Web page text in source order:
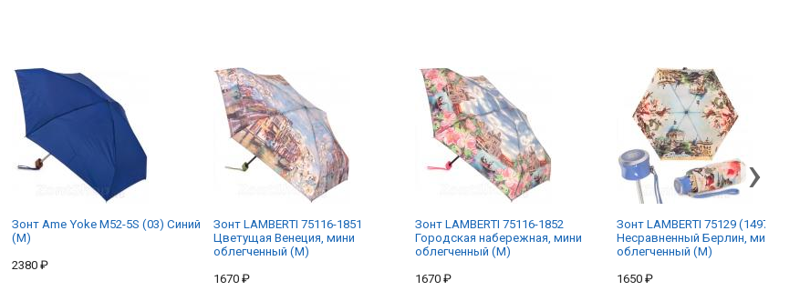
Зонт Ame Yoke M52-5S (03) Синий
(M)
2380 ₽
Зонт LAMBERTI 75116-1851
Цветущая Венеция, мини
облегченный (M)
1670 ₽
Зонт LAMBERTI 75116-1852
Городская набережная, мини
облегченный (M)
1670 ₽
Зонт LAMBERTI 75129 (14978)
Несравненный Берлин, мини
облегченный (M)
1650 ₽
›